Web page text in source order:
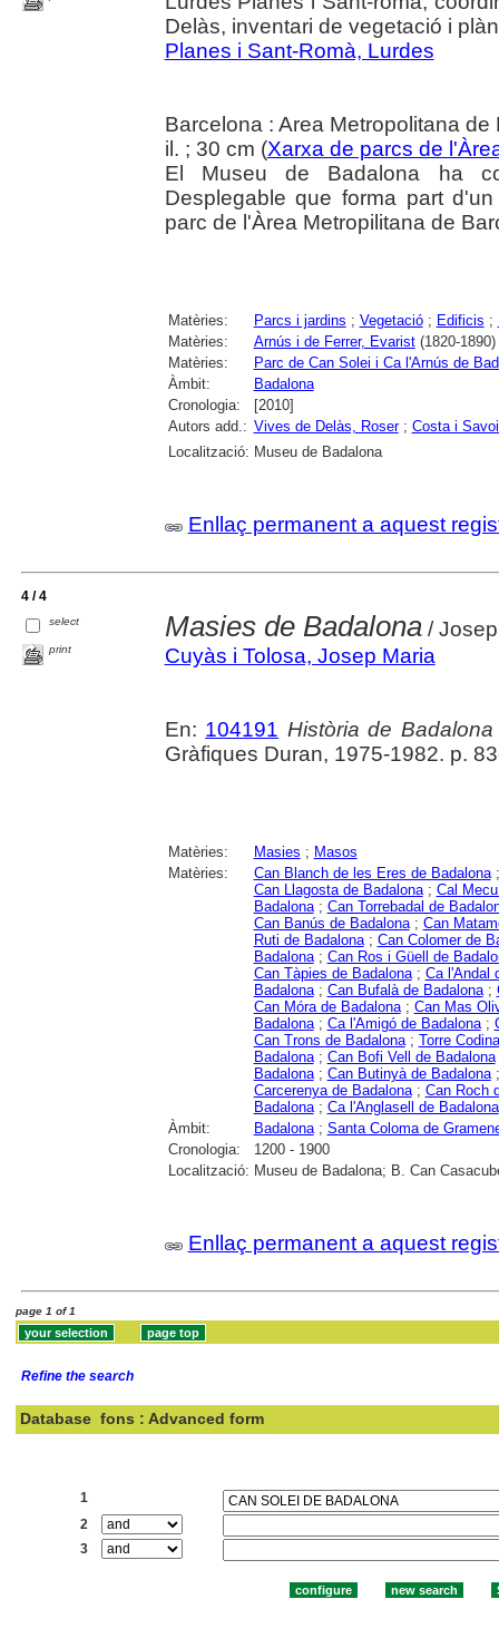
Delàs, inventari de vegetació i
Planes i Sant-Romà, Lurdes
Barcelona : Area Metropolitana de
il. ; 30 cm (Xarxa de parcs de
El Museu de Badalona ha
Desplegable que forma part
parc de l'Àrea Metropilitana de
Matèries: Parcs i jardins ; Vegetació; Edificis ;
Matèries:
Arnús i de Ferrer, Evarist(1820-1890)
Matèries:
Parc de Can Solei i Ca l'Arnús de
Àmbit:
Badalona
Cronologia:
[2010]
Autors add.: Vives de Delàs, Roser; Costa i
Localització: Museu de Badalona
Enllaç permanent a aquest
4 / 4
select
print
Masies de Badalona/ Josep
Cuyàs i Tolosa, Josep Maria
En: 104191 Història de
Gràfiques Duran, 1975-1982. p.
Matèries: Masies ; Masos
Matèries:
Can Blanch de les Eres de Badalona
Can Llagosta de Badalona; Cal
Badalona; Can Torrebadal de
Can Banús de Badalona; Can
Ruti de Badalona; Can Colomer de
Badalona; Can Ros i Güell de
Can Tàpies de Badalona; Ca l'Andal
Badalona; Can Bufalà de Badalona;
Can Móra de Badalona; Can Mas
Badalona; Ca l'Amigó de Badalona;
Can Trons de Badalona; Torre
Badalona; Can Bofi Vell de Badalona
Badalona; Can Butinyà de Badalona
Carcerenya de Badalona; Can Roch
Badalona; Ca l'Anglasell de Badalona
Àmbit:
Badalona; Santa Coloma de
Cronologia:
1200 - 1900
Localització: Museu de Badalona; B. Can
Enllaç permanent a aquest
page 1 of 1
Refine the search
Database fons : Advanced form
1
2
3